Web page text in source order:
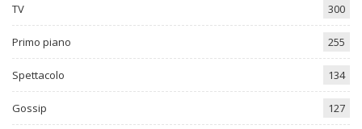
TV 300
Primo piano 255
Spettacolo 134
Gossip 127